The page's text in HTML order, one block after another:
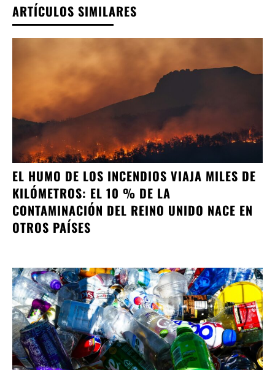
ARTÍCULOS SIMILARES
EL HUMO DE LOS INCENDIOS VIAJA MILES DE
KILÓMETROS: EL 10 % DE LA
CONTAMINACIÓN DEL REINO UNIDO NACE EN
OTROS PAÍSES